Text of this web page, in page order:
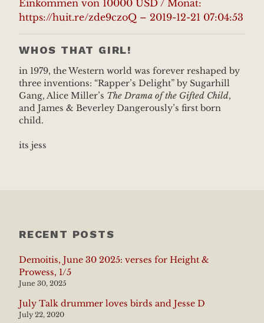
Einkommen von 10000 USD / Monat:
https://huit.re/zde9czoQ – 2019-12-21 07:04:53
WHOS THAT GIRL!
in 1979, the Western world was forever reshaped by
three inventions: “Rapper’s Delight” by Sugarhill
Gang, Alice Miller’s The Drama of the Gifted Child,
and James & Beverley Dangerously’s first born
child.
its jess
RECENT POSTS
Demoitis, June 30 2025: verses for Height &
Prowess, 1/5
June 30, 2025
July Talk drummer loves birds and Jesse D
July 22, 2020